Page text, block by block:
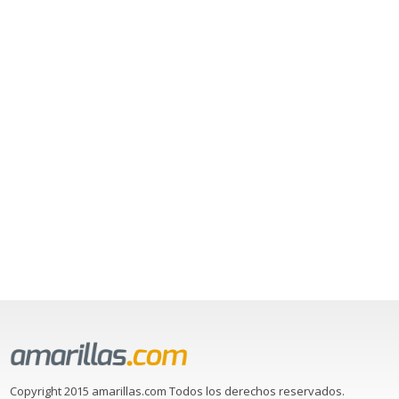
Copyright 2015 amarillas.com Todos los derechos reservados.